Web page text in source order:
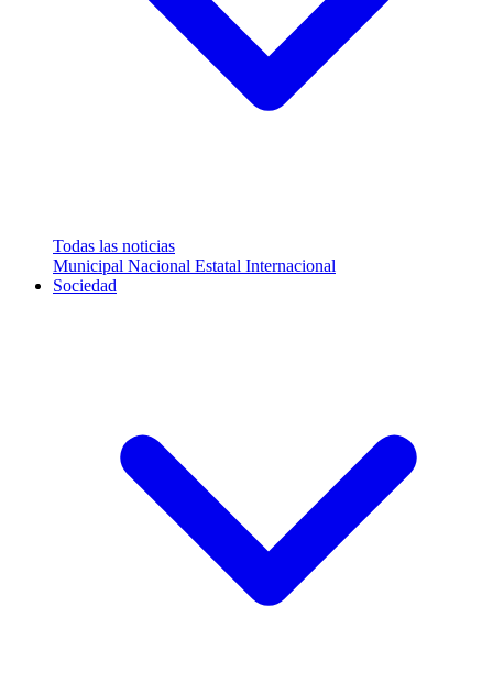
Todas las noticias
Municipal Nacional Estatal Internacional
Sociedad